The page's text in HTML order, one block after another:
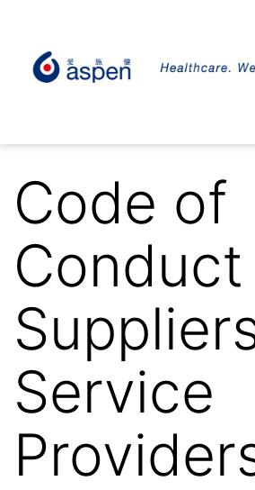
Code of
Service